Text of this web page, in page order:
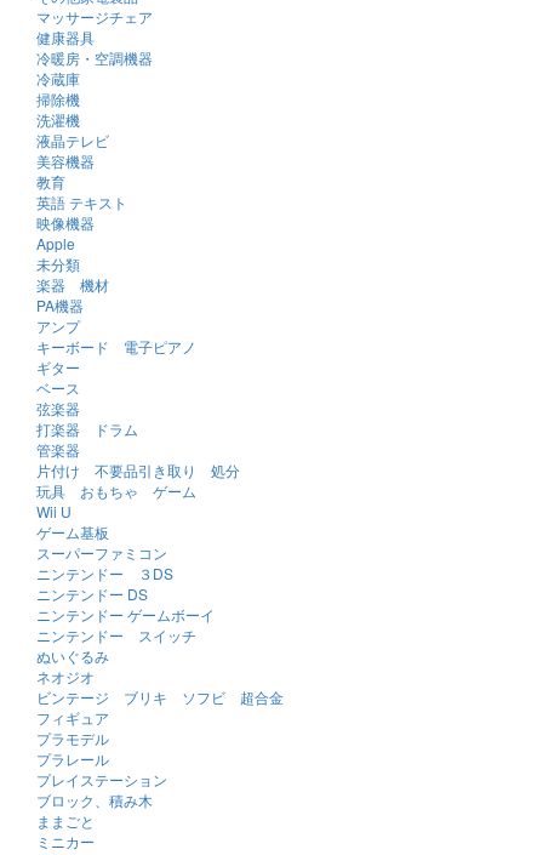
マッサージチェア
健康器具
冷暖房・空調機器
冷蔵庫
掃除機
洗濯機
液晶テレビ
美容機器
教育
英語 テキスト
映像機器
Apple
未分類
楽器 機材
PA機器
アンプ
キーボード 電子ピアノ
ギター
ベース
弦楽器
打楽器 ドラム
管楽器
片付け 不要品引き取り 処分
玩具 おもちゃ ゲーム
Wii U
ゲーム基板
スーパーファミコン
ニンテンドー ３DS
ニンテンドー DS
ニンテンドー ゲームボーイ
ニンテンドー スイッチ
ぬいぐるみ
ネオジオ
ビンテージ ブリキ ソフビ 超合金
フィギュア
プラモデル
プラレール
プレイステーション
ブロック、積み木
ままごと
ミニカー